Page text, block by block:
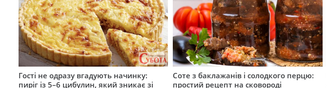
Гості не одразу вгадують начинку:
пиріг із 5–6 цибулин, який зникає зі
Соте з баклажанів і солодкого перцю:
простий рецепт на сковороді